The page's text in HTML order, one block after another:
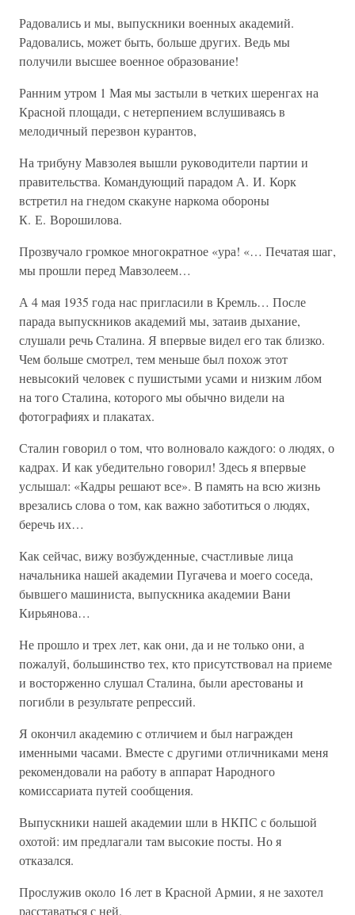
Радовались и мы, выпускники военных академий.
Радовались, может быть, больше других. Ведь мы
получили высшее военное образование!
Ранним утром 1 Мая мы застыли в четких шеренгах на
Красной площади, с нетерпением вслушиваясь в
мелодичный перезвон курантов,
На трибуну Мавзолея вышли руководители партии и
правительства. Командующий парадом А. И. Корк
встретил на гнедом скакуне наркома обороны
К. Е. Ворошилова.
Прозвучало громкое многократное «ура! «… Печатая шаг,
мы прошли перед Мавзолеем…
А 4 мая 1935 года нас пригласили в Кремль… После
парада выпускников академий мы, затаив дыхание,
слушали речь Сталина. Я впервые видел его так близко.
Чем больше смотрел, тем меньше был похож этот
невысокий человек с пушистыми усами и низким лбом
на того Сталина, которого мы обычно видели на
фотографиях и плакатах.
Сталин говорил о том, что волновало каждого: о людях, о
кадрах. И как убедительно говорил! Здесь я впервые
услышал: «Кадры решают все». В память на всю жизнь
врезались слова о том, как важно заботиться о людях,
беречь их…
Как сейчас, вижу возбужденные, счастливые лица
начальника нашей академии Пугачева и моего соседа,
бывшего машиниста, выпускника академии Вани
Кирьянова…
Не прошло и трех лет, как они, да и не только они, а
пожалуй, большинство тех, кто присутствовал на приеме
и восторженно слушал Сталина, были арестованы и
погибли в результате репрессий.
Я окончил академию с отличием и был награжден
именными часами. Вместе с другими отличниками меня
рекомендовали на работу в аппарат Народного
комиссариата путей сообщения.
Выпускники нашей академии шли в НКПС с большой
охотой: им предлагали там высокие посты. Но я
отказался.
Прослужив около 16 лет в Красной Армии, я не захотел
расставаться с ней.